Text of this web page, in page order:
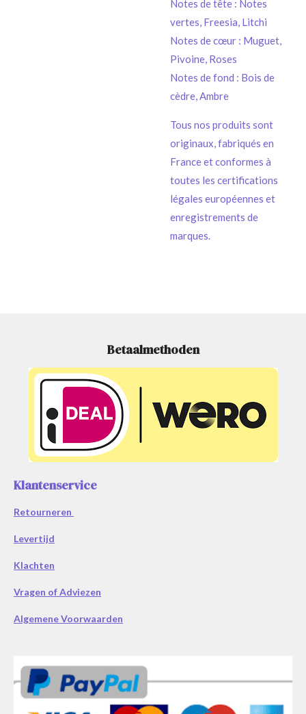
Notes de tête : Notes
vertes, Freesia, Litchi
Notes de cœur : Muguet,
Pivoine, Roses
Notes de fond : Bois de
cèdre, Ambre
Tous nos produits sont
originaux, fabriqués en
France et conformes à
toutes les certifications
légales européennes et
enregistrements de
marques.
Betaalmethoden
Klantenservice
Retourneren
Levertijd
Klachten
Vragen of Adviezen
Algemene Voorwaarden